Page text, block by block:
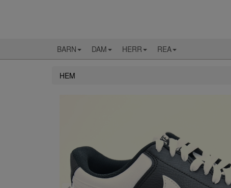
BARN DAM HERR REA
HEM